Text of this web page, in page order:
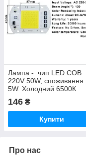
Лампа - чип LED COB
220V 50W, споживання
5W. Холодний 6500К
LED — зроби сам.
146 ₴
Купити
Про нас